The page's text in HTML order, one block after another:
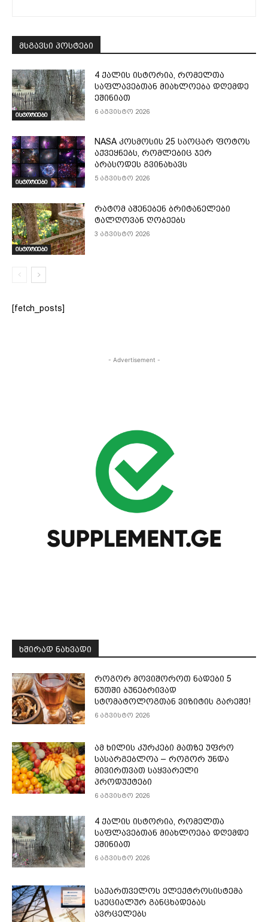
მსგავსი პოსტები
ისტორიები
4 ქალის ისტორია, რომელთა
საფლავებთან მიახლოება დღემდე
ეშინიათ
6 აგვისტო 2026
ისტორიები
NASA კოსმოსის 25 საოცარ ფოტოს
აქვეყნებს, რომლებიც ჯერ
არასოდეს გვინახავს
5 აგვისტო 2026
ისტორიები
რატომ აშენებენ ბრიტანელები
ტალღოვან ღობეებს
3 აგვისტო 2026
[fetch_posts]
- Advertisement -
ᲮᲨᲘᲠᲐᲓ ᲜᲐᲮᲕᲐᲓᲘ
როგორ მოვიშოროთ ნადები 5
წუთში ბუნებრივად
სტომატოლოგთან ვიზიტის გარეშე!
6 აგვისტო 2026
ამ ხილის კურკები მათზე უფრო
სასარგებლოა – როგორ უნდა
მივირთვათ საყვარელი
პროდუქტები
6 აგვისტო 2026
4 ქალის ისტორია, რომელთა
საფლავებთან მიახლოება დღემდე
ეშინიათ
6 აგვისტო 2026
საქართველოს ელექტროსისტემა
სპეციალურ განცხადებას
ავრცელებს